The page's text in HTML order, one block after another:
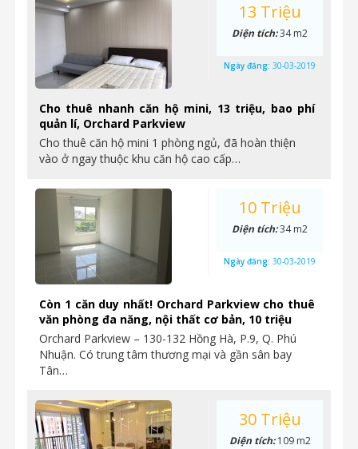
Cho thuê nhanh căn hộ mini, 13 triệu, bao phí
quản lí, Orchard Parkview
Cho thuê căn hộ mini 1 phòng ngủ, đã hoàn thiện
vào ở ngay thuộc khu căn hộ cao cấp…
13 Triệu
Diện tích:34 m2
Ngày đăng: 30-03-2019
Còn 1 căn duy nhất! Orchard Parkview cho thuê
văn phòng đa năng, nội thất cơ bản, 10 triệu
Orchard Parkview – 130-132 Hồng Hà, P.9, Q. Phú
Nhuận. Có trung tâm thương mại và gần sân bay
Tân…
10 Triệu
Diện tích:34 m2
Ngày đăng: 30-03-2019
30 Triệu
Diện tích:109 m2